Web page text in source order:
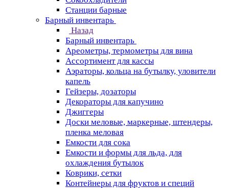
Станции барные
Барный инвентарь
Назад
Барный инвентарь
Ареометры, термометры для вина
Ассортимент для кассы
Аэраторы, кольца на бутылку, уловители
капель
Гейзеры, дозаторы
Декораторы для капучино
Джиггеры
Доски меловые, маркерные, штендеры,
пленка меловая
Емкости для сока
Емкости и формы для льда, для
охлаждения бутылок
Коврики, сетки
Контейнеры для фруктов и специй